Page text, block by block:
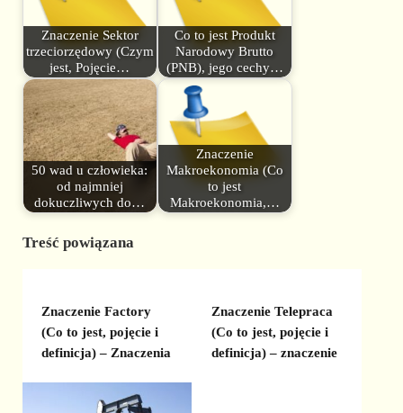
Znaczenie Sektor
trzeciorzędowy (Czym
jest, Pojęcie…
Co to jest Produkt
Narodowy Brutto
(PNB), jego cechy…
50 wad u człowieka:
od najmniej
dokuczliwych do…
Znaczenie
Makroekonomia (Co
to jest
Makroekonomia,…
Treść powiązana
Znaczenie Factory
(Co to jest, pojęcie i
definicja) – Znaczenia
Znaczenie Telepraca
(Co to jest, pojęcie i
definicja) – znaczenie